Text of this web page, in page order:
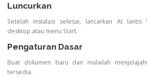
Luncurkan
Setelah instalasi selesai, lancarkan At lantis
desktop atau menu Start.
Pengaturan Dasar
Buat dokumen baru dan mulailah
tersedia.